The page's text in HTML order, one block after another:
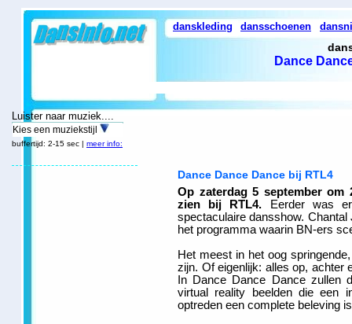
danskleding dansschoenen
Dance
Dance Dance Dance bij RTL4
Op zaterdag 5 september om
zien bij RTL4. Eerder was
spectaculaire dansshow.
het programma waarin BN-ers
Het meest in het oog
zijn. Of eigenlijk: alles op, achter
In Dance Dance Dance zullen
virtual reality beelden die een
optreden een complete beleving
Luister naar muziek....
Kies een muziekstijl
buffertijd: 2-15 sec | meer info: